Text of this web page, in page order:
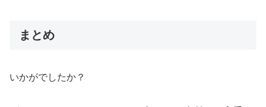
まとめ
いかがでしたか？